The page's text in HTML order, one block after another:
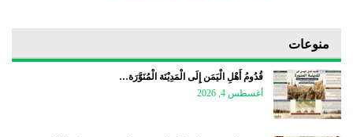
منوعات
قُدُومُ أَهْلِ الْيَمَن إِلَى الْمَدِيْنَة الْمُنَوَّرَة…
أغسطس 4, 2026